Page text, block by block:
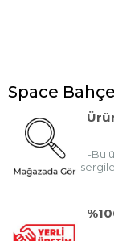
Space
-Bu